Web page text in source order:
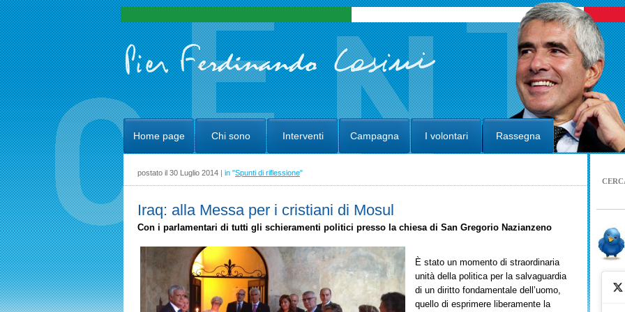
Home page Chi sono Interventi Campagna I volontari Rassegna
postato il 30 Luglio 2014 | in "Spunti di riflessione"
Iraq: alla Messa per i cristiani di Mosul
Con i parlamentari di tutti gli schieramenti politici presso la chiesa di San Gregorio Nazianzeno
È stato un momento di straordinaria
unità della politica per la salvaguardia
di un diritto fondamentale dell’uomo,
quello di esprimere liberamente la